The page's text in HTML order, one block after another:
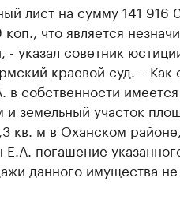
лист на сумму 141 916
что является
указал советник
краевой суд. – Как
в собственности имеется
и земельный участок
кв. м в Оханском
погашение
данного имущества не